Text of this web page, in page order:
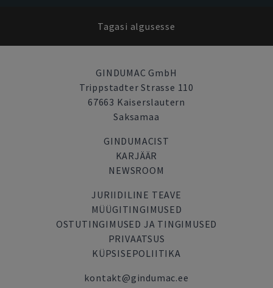
Tagasi algusesse
GINDUMAC GmbH
Trippstadter Strasse 110
67663 Kaiserslautern
Saksamaa
GINDUMACIST
KARJÄÄR
NEWSROOM
JURIIDILINE TEAVE
MÜÜGITINGIMUSED
OSTUTINGIMUSED JA TINGIMUSED
PRIVAATSUS
KÜPSISEPOLIITIKA
kontakt@gindumac.ee